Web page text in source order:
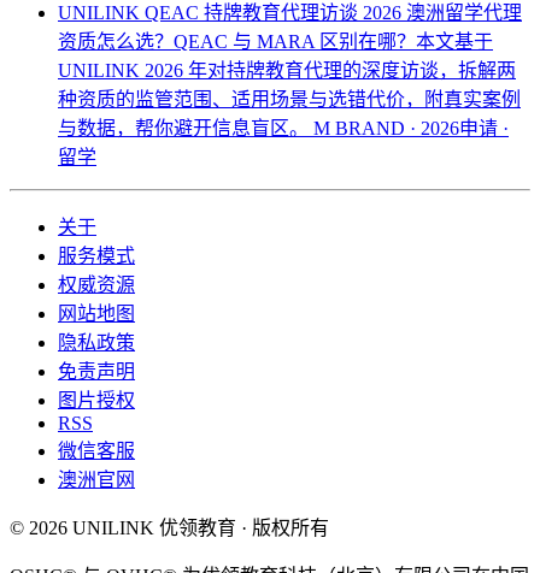
UNILINK QEAC 持牌教育代理访谈 2026 澳洲留学代理
资质怎么选？QEAC 与 MARA 区别在哪？本文基于
UNILINK 2026 年对持牌教育代理的深度访谈，拆解两
种资质的监管范围、适用场景与选错代价，附真实案例
与数据，帮你避开信息盲区。 M BRAND · 2026申请 ·
留学
关于
服务模式
权威资源
网站地图
隐私政策
免责声明
图片授权
RSS
微信客服
澳洲官网
© 2026 UNILINK 优领教育 · 版权所有